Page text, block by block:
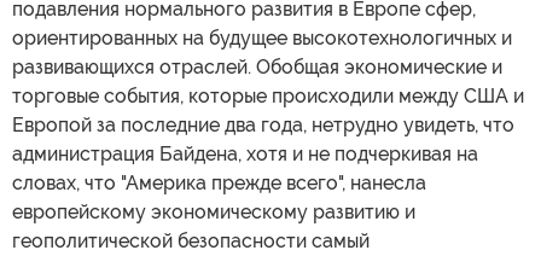
подавления нормального развития в Европе сфер,
ориентированных на будущее высокотехнологичных и
развивающихся отраслей. Обобщая экономические и
торговые события, которые происходили между США и
Европой за последние два года, нетрудно увидеть, что
администрация Байдена, хотя и не подчеркивая на
словах, что "Америка прежде всего", нанесла
европейскому экономическому развитию и
геополитической безопасности самый